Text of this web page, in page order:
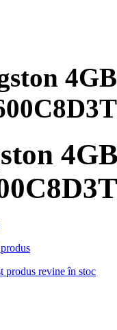
produs revine în stoc